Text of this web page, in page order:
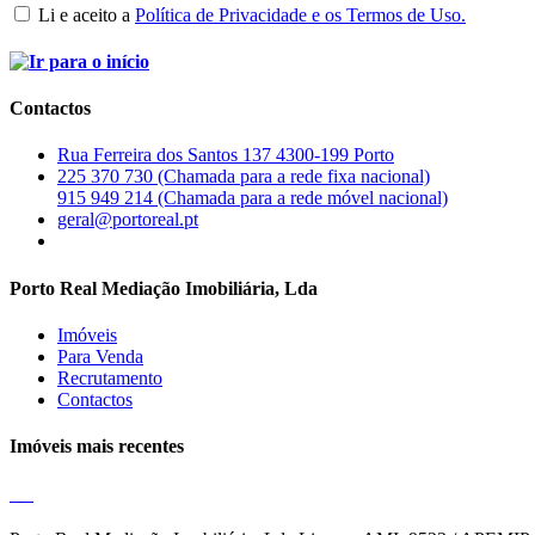
Li e aceito a Política de Privacidade e os Termos de Uso.
Contactos
Rua Ferreira dos Santos 137 4300-199 Porto
225 370 730 (Chamada para a rede fixa nacional)
915 949 214 (Chamada para a rede móvel nacional)
geral@portoreal.pt
Porto Real Mediação Imobiliária, Lda
Imóveis
Para Venda
Recrutamento
Contactos
Imóveis mais recentes